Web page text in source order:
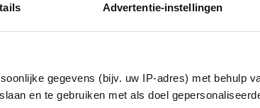
Advertentie-instellingen
gegevens (bijv. uw IP-adres) met behulp
en te gebruiken met als doel